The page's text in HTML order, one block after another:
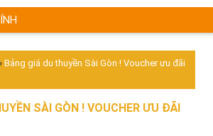
Bảng giá du thuyền Sài Gòn ! Voucher ưu đãi
SÀI GÒN ! VOUCHER ƯU ĐÃI